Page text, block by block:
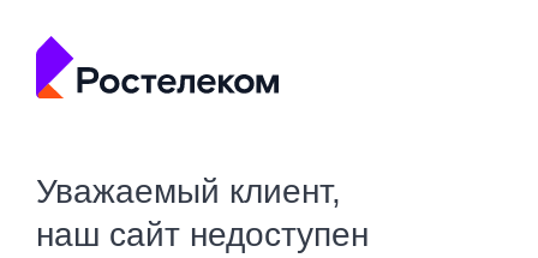
Уважаемый клиент,
наш сайт недоступен